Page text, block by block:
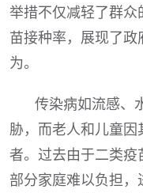
举措不仅减轻了群
苗接种率，展现了
为。
传染病如流感、
胁，而老人和儿童
者。过去由于二类
部分家庭难以负担